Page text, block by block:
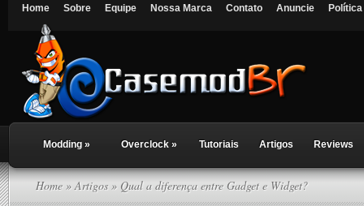
Home Sobre Equipe Nossa Marca Contato Anuncie
Modding » Overclock » Tutoriais Artigos Reviews
Home »Artigos» Qual a diferença entre Gadget e Widget?